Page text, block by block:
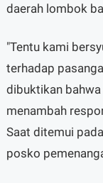
daerah lombok
"Tentu kami
terhadap
dibuktikan
menambah
Saat ditemui
posko